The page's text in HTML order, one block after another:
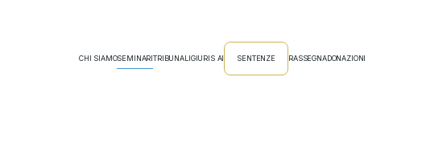
CHI SIAMOSEMINARITRIBUNALIGIURIS AI SENTENZE RASSEGNADONAZIONI